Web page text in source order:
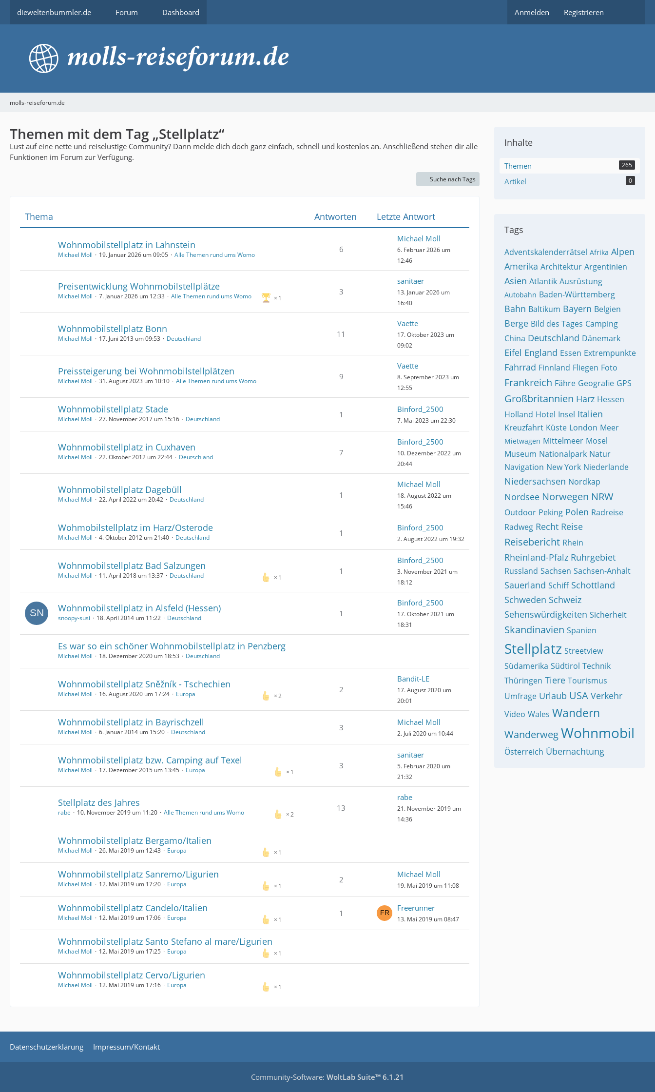
dieweltenbummler.de Forum Dashboard Anmelden Registrieren
molls-reiseforum.de
Themen mit dem Tag „Stellplatz“
Lust auf eine nette und reiselustige Community? Dann melde dich doch ganz einfach, schnell und kostenlos an. Anschließend stehen dir alle
Funktionen im Forum zur Verfügung.
Suche nach Tags
Thema Antworten Letzte Antwort
Wohnmobilstellplatz in Lahnstein
Michael Moll 19. Januar 2026 um 09:05 Alle Themen rund ums Womo
6
Michael Moll
6. Februar 2026 um
12:46
Preisentwicklung Wohnmobilstellplätze
1
Michael Moll 7. Januar 2026 um 12:33 Alle Themen rund ums Womo 3
sanitaer
13. Januar 2026 um
16:40
Wohnmobilstellplatz Bonn
Michael Moll 17. Juni 2013 um 09:53 Deutschland 11
Vaette
17. Oktober 2023 um
09:02
Preissteigerung bei Wohnmobilstellplätzen
Michael Moll 31. August 2023 um 10:10 Alle Themen rund ums Womo 9
Vaette
8. September 2023 um
12:55
Wohnmobilstellplatz Stade
Michael Moll 27. November 2017 um 15:16 Deutschland 1
Binford_2500
7. Mai 2023 um 22:30
Wohnmobilstellplatz in Cuxhaven
Michael Moll 22. Oktober 2012 um 22:44 Deutschland 7
Binford_2500
10. Dezember 2022 um
20:44
Wohnmobilstellplatz Dagebüll
Michael Moll 22. April 2022 um 20:42 Deutschland 1
Michael Moll
18. August 2022 um
15:46
Wohmobilstellplatz im Harz/Osterode
Michael Moll 4. Oktober 2012 um 21:40 Deutschland 1
Binford_2500
2. August 2022 um 19:32
Wohnmobilstellplatz Bad Salzungen
1
Michael Moll 11. April 2018 um 13:37 Deutschland 1
Binford_2500
3. November 2021 um
18:12
Wohnmobilstellplatz in Alsfeld (Hessen)
snoopy-susi 18. April 2014 um 11:22 Deutschland 1
Binford_2500
17. Oktober 2021 um
18:31
Es war so ein schöner Wohnmobilstellplatz in Penzberg
Michael Moll 18. Dezember 2020 um 18:53 Deutschland
Wohnmobilstellplatz Sněžník - Tschechien
2
Michael Moll 16. August 2020 um 17:24 Europa 2
Bandit-LE
17. August 2020 um
20:01
Wohnmobilstellplatz in Bayrischzell
Michael Moll 6. Januar 2014 um 15:20 Deutschland 3
Michael Moll
2. Juli 2020 um 10:44
Wohnmobilstellplatz bzw. Camping auf Texel
1
Michael Moll 17. Dezember 2015 um 13:45 Europa 3
sanitaer
5. Februar 2020 um
21:32
Stellplatz des Jahres
2
rabe 10. November 2019 um 11:20 Alle Themen rund ums Womo 13
rabe
21. November 2019 um
14:36
Wohnmobilstellplatz Bergamo/Italien
1
Michael Moll 26. Mai 2019 um 12:43 Europa
Wohnmobilstellplatz Sanremo/Ligurien
1
Michael Moll 12. Mai 2019 um 17:20 Europa 2
Michael Moll
19. Mai 2019 um 11:08
Wohnmobilstellplatz Candelo/Italien
1
Michael Moll 12. Mai 2019 um 17:06 Europa 1
Freerunner
13. Mai 2019 um 08:47
Wohnmobilstellplatz Santo Stefano al mare/Ligurien
1
Michael Moll 12. Mai 2019 um 17:25 Europa
Wohnmobilstellplatz Cervo/Ligurien
1
Michael Moll 12. Mai 2019 um 17:16 Europa
Inhalte
Themen 265
Artikel 0
Tags
Adventskalenderrätsel Afrika Alpen
Amerika Architektur Argentinien
Asien Atlantik Ausrüstung
Autobahn Baden-Württemberg
Bahn Baltikum Bayern Belgien
Berge Bild des Tages Camping
China Deutschland Dänemark
Eifel England Essen Extrempunkte
Fahrrad Finnland Fliegen Foto
Frankreich Fähre Geografie GPS
Großbritannien Harz Hessen
Holland Hotel Insel Italien
Kreuzfahrt Küste London Meer
Mietwagen Mittelmeer Mosel
Museum Nationalpark Natur
Navigation New York Niederlande
Niedersachsen Nordkap
Nordsee Norwegen NRW
Outdoor Peking Polen Radreise
Radweg Recht Reise
Reisebericht Rhein
Rheinland-Pfalz Ruhrgebiet
Russland Sachsen Sachsen-Anhalt
Sauerland Schiff Schottland
Schweden Schweiz
Sehenswürdigkeiten Sicherheit
Skandinavien Spanien
Stellplatz Streetview
Südamerika Südtirol Technik
Thüringen Tiere Tourismus
Umfrage Urlaub USA Verkehr
Video Wales Wandern
WanderwegWohnmobil
Österreich Übernachtung
Datenschutzerklärung Impressum/Kontakt
Community-Software: WoltLab Suite™ 6.1.21